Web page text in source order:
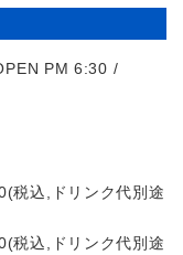
PM 6:30 /
税込,ドリンク代別途
税込,ドリンク代別途